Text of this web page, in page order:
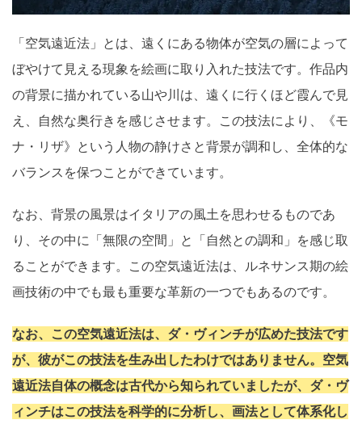
「空気遠近法」とは、遠くにある物体が空気の層によって
ぼやけて見える現象を絵画に取り入れた技法です。作品内
の背景に描かれている山や川は、遠くに行くほど霞んで見
え、自然な奥行きを感じさせます。この技法により、《モ
ナ・リザ》という人物の静けさと背景が調和し、全体的な
バランスを保つことができています。
なお、背景の風景はイタリアの風土を思わせるものであ
り、その中に「無限の空間」と「自然との調和」を感じ取
ることができます。この空気遠近法は、ルネサンス期の絵
画技術の中でも最も重要な革新の一つでもあるのです。
なお、この空気遠近法は、ダ・ヴィンチが広めた技法です
が、彼がこの技法を生み出したわけではありません。空気
遠近法自体の概念は古代から知られていましたが、ダ・ヴ
ィンチはこの技法を科学的に分析し、画法として体系化し